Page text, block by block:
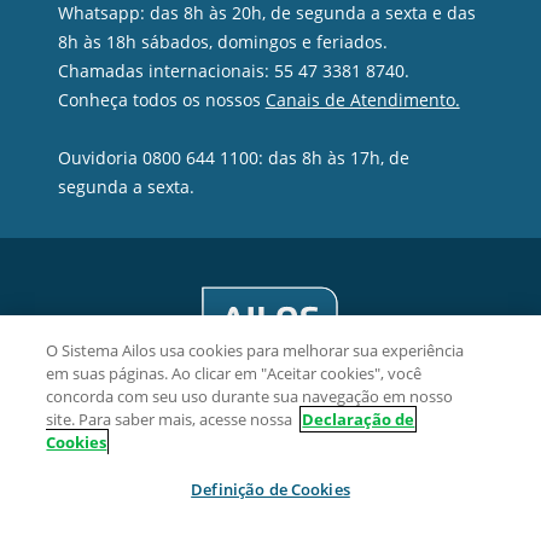
Whatsapp: das 8h às 20h, de segunda a sexta e das
8h às 18h sábados, domingos e feriados.
Chamadas internacionais: 55 47 3381 8740.
Conheça todos os nossos Canais de Atendimento.
Ouvidoria 0800 644 1100: das 8h às 17h, de
segunda a sexta.
Credicomin Cooperativa de Crédito - CNPJ 09.590.601/0001-76
O Sistema Ailos usa cookies para melhorar sua experiência
em suas páginas. Ao clicar em "Aceitar cookies", você
concorda com seu uso durante sua navegação em nosso
site. Para saber mais, acesse nossa Declaração de
Cookies
Definição de Cookies